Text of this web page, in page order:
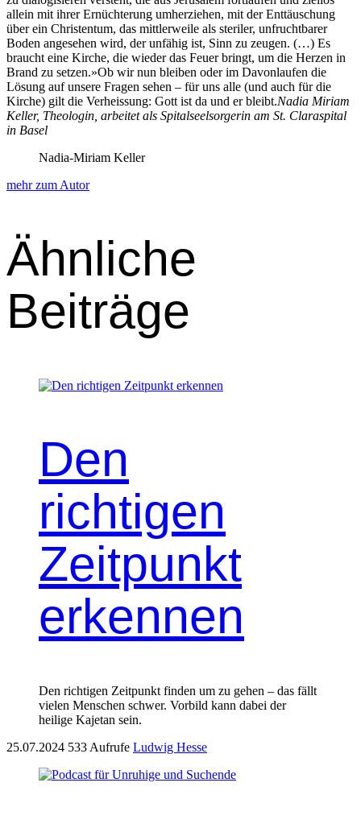
allein mit ihrer Ernüchterung umherziehen, mit der Ent­täuschung
über ein Chris­ten­tum, das mit­tler­weile als ster­il­er, unfrucht­bar­er
Boden ange­se­hen wird, der unfähig ist, Sinn zu zeu­gen. (…) Es
braucht eine Kirche, die wieder das Feuer bringt, um die Herzen in
Brand zu set­zen.»Ob wir nun bleiben oder im Davon­laufen die
Lösung auf unsere Fra­gen sehen – für uns alle (und auch für die
Kirche) gilt die Ver­heis­sung: Gott ist da und er bleibt.Nadia Miri­am
Keller, The­olo­gin, arbeit­et als Spi­talseel­sorg­erin am St. Claraspi­tal
in Basel
Nadia-Miriam Keller
mehr zum Autor
Ähnliche
Beiträge
Den
richtigen
Zeitpunkt
erkennen
Den richtigen Zeitpunkt finden um zu gehen – das fällt
vielen Menschen schwer. Vorbild kann dabei der
heilige Kajetan sein.
25.07.2024 533 Aufrufe Ludwig Hesse